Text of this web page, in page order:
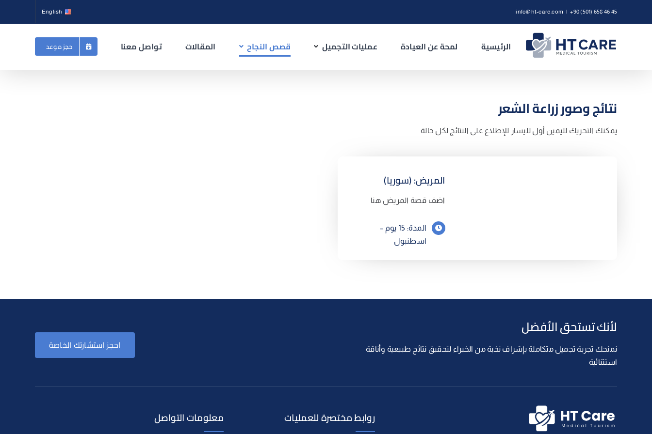
+90 (501) 658 46 45
|
info@ht-care.com
English
الرئيسية لمحة عن العيادة عمليات التجميل قصص النجاح المقالات تواصل معنا حجز موعد
نتائج وصور زراعة الشعر
يمكنك التحريك لليمين أول لليسار للإطلاع على النتائج لكل حالة
المريض: (سوريا)
اضف قصة المريض هنا
المدة: 15 يوم –
اسطنبول
لأنك تستحق الأفضل
نمنحك تجربة تجميل متكاملة بإشراف نخبة من الخبراء لتحقيق نتائج طبيعية وأناقة
استثنائية
احجز استشارتك الخاصة
روابط مختصرة للعمليات معلومات التواصل